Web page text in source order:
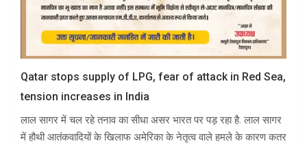
Qatar stops supply of LPG, fear of attack in Red Sea,
tension increases in India
लाल सागर में चल रहे तनाव का सीधा असर भारत पर पड़ रहा है. लाल सागर
में हौथी आतंकवादियों के खिलाफ अमेरिका के नेतृत्व वाले हमले के कारण कतर